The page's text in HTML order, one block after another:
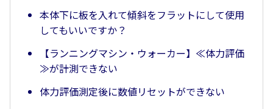
本体下に板を入れて傾斜をフラットにして使用
してもいいですか？
【ランニングマシン・ウォーカー】≪体力評価
≫が計測できない
体力評価測定後に数値リセットができない